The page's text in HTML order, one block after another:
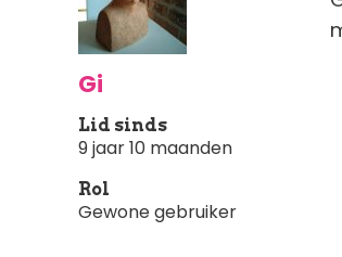
Gi
Lid sinds
9 jaar 10 maanden
Rol
Gewone gebruiker